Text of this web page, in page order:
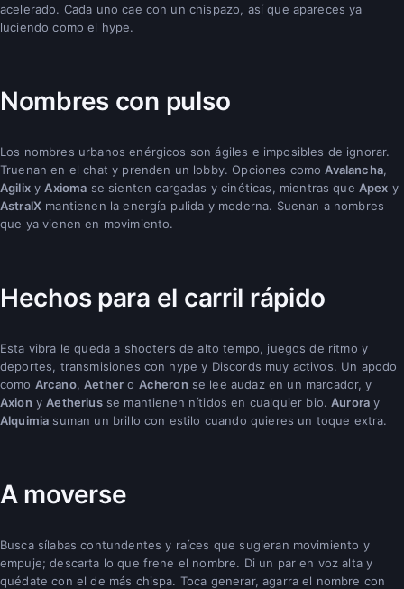
acelerado. Cada uno cae con un chispazo, así que apareces ya
luciendo como el hype.
Nombres con pulso
Los nombres urbanos enérgicos son ágiles e imposibles de ignorar.
Truenan en el chat y prenden un lobby. Opciones como Avalancha,
Agilixy Axioma se sienten cargadas y cinéticas, mientras que Apex y
AstralX mantienen la energía pulida y moderna. Suenan a nombres
que ya vienen en movimiento.
Hechos para el carril rápido
Esta vibra le queda a shooters de alto tempo, juegos de ritmo y
deportes, transmisiones con hype y Discords muy activos. Un apodo
como Arcano, Aether o Acheron se lee audaz en un marcador, y
Axion y Aetheriusse mantienen nítidos en cualquier bio. Aurora y
Alquimia suman un brillo con estilo cuando quieres un toque extra.
A moverse
Busca sílabas contundentes y raíces que sugieran movimiento y
empuje; descarta lo que frene el nombre. Di un par en voz alta y
quédate con el de más chispa. Toca generar, agarra el nombre con